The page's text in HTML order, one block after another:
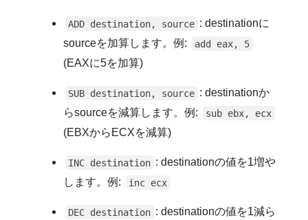
ADD destination, source : destinationに
sourceを加算します。例:
add eax, 5
(EAXに5を加算)
SUB destination, source : destinationか
らsourceを減算します。例:
sub ebx, ecx
(EBXからECXを減算)
INC destination : destinationの値を1増や
します。例:
inc ecx
DEC destination : destinationの値を1減ら